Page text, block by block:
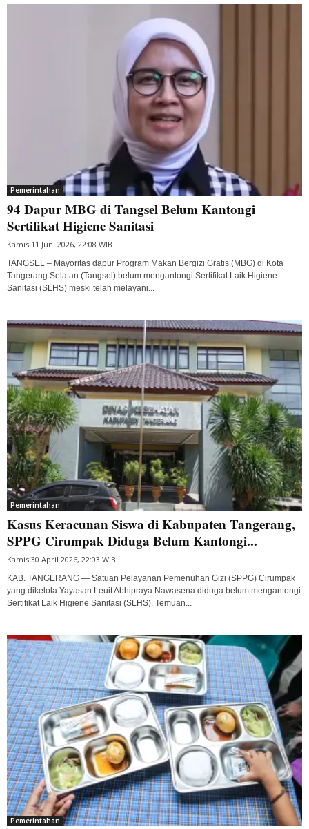
Pemerintahan
94 Dapur MBG di Tangsel Belum Kantongi
Sertifikat Higiene Sanitasi
Kamis 11 Juni 2026, 22:08 WIB
TANGSEL – Mayoritas dapur Program Makan Bergizi Gratis (MBG) di Kota
Tangerang Selatan (Tangsel) belum mengantongi Sertifikat Laik Higiene
Sanitasi (SLHS) meski telah melayani...
Pemerintahan
Kasus Keracunan Siswa di Kabupaten Tangerang,
SPPG Cirumpak Diduga Belum Kantongi...
Kamis 30 April 2026, 22:03 WIB
KAB. TANGERANG — Satuan Pelayanan Pemenuhan Gizi (SPPG) Cirumpak
yang dikelola Yayasan Leuit Abhipraya Nawasena diduga belum mengantongi
Sertifikat Laik Higiene Sanitasi (SLHS). Temuan...
Pemerintahan